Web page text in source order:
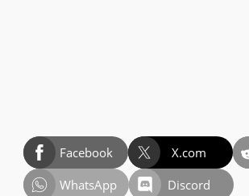
Facebook X.com
WhatsApp
Discord